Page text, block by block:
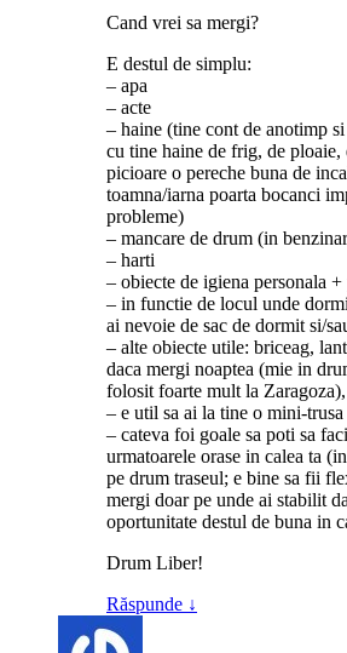
Cand vrei sa mergi?
E destul de simplu:
– apa
– acte
– haine (tine cont de anotimp
cu tine haine de frig, de ploaie,
picioare o pereche buna de
toamna/iarna poarta bocanci
probleme)
– mancare de drum (in
– harti
– obiecte de igiena personala +
– in functie de locul unde
ai nevoie de sac de dormit si/
– alte obiecte utile: briceag,
daca mergi noaptea (mie in
folosit foarte mult la
– e util sa ai la tine o mini-
– cateva foi goale sa poti sa
urmatoarele orase in calea ta
pe drum traseul; e bine sa fii
mergi doar pe unde ai stabilit
oportunitate destul de buna in
Drum Liber!
Răspunde ↓